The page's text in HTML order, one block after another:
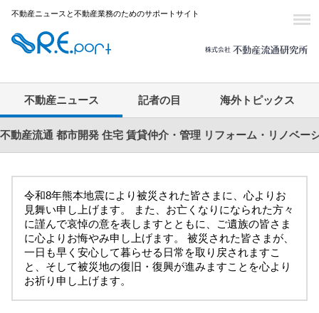
不動産ニュースと不動産業務のためのサポートサイト
不動産ニュース 記者の目 海外トピックス
不動産流通 都市開発 住宅 賃貸仲介・管理 リフォーム・リノベー
令和8年熊本地震により被災された皆さまに、心よりお
見舞い申し上げます。 また、お亡くなりになられた方々
に謹んで哀悼の意を表しますとともに、ご遺族の皆さま
に心よりお悔やみ申し上げます。 被災された皆さまが、
一日も早く安心して暮らせる日常を取り戻されますこ
と、そして被災地の復旧・復興が進みますことを心より
お祈り申し上げます。